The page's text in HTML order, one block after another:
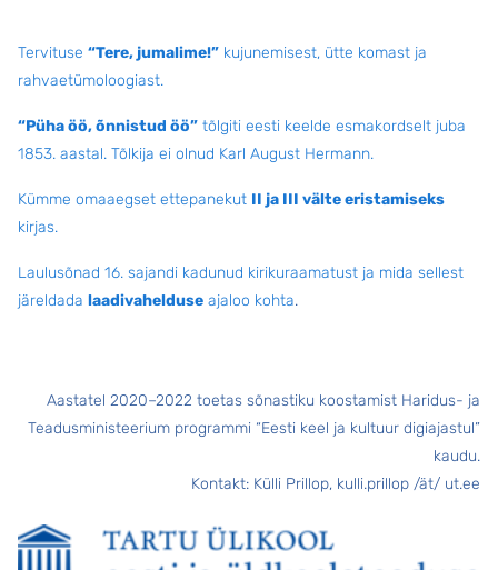
Tervituse “Tere, jumalime!” kujunemisest, ütte komast ja
rahvaetümoloogiast.
“Püha öö, õnnistud öö” tõlgiti eesti keelde esmakordselt juba
1853. aastal. Tõlkija ei olnud Karl August Hermann.
Kümme omaaegset ettepanekut II ja III välte eristamiseks
kirjas.
Laulusõnad 16. sajandi kadunud kirikuraamatust ja mida sellest
järeldada laadivahelduse ajaloo kohta.
Aastatel 2020–2022 toetas sõnastiku koostamist Haridus- ja
Teadusministeerium programmi “Eesti keel ja kultuur digiajastul”
kaudu.
Kontakt: Külli Prillop, kulli.prillop /ät/ ut.ee